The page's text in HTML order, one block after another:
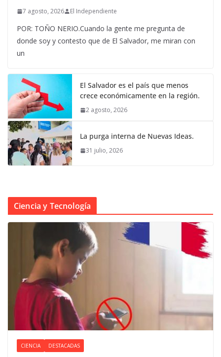
7 agosto, 2026 El Independiente
POR: TOÑO NERIO.Cuando la gente me pregunta de
donde soy y contesto que de El Salvador, me miran con
un
El Salvador es el país que menos
crece económicamente en la región.
2 agosto, 2026
La purga interna de Nuevas Ideas.
31 julio, 2026
Ciencia y Tecnología
CIENCIA DESTACADAS